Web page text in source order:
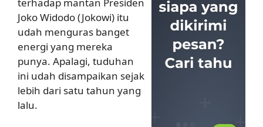
Joko Widodo (Jokowi) itu
udah menguras banget
energi yang mereka
punya. Apalagi, tuduhan
ini udah disampaikan sejak
lebih dari satu tahun yang
lalu.